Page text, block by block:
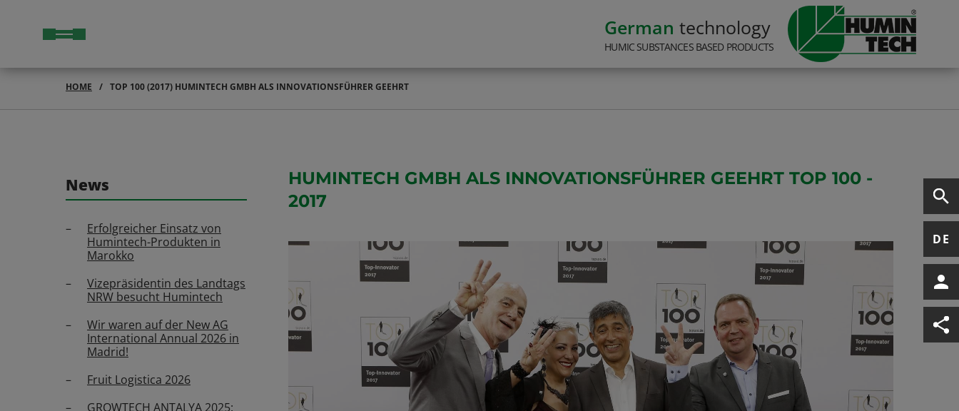
German technology
HUMIC SUBSTANCES BASED PRODUCTS
DE
HOME TOP 100 (2017) HUMINTECH GMBH ALS INNOVATIONSFÜHRER GEEHRT
News
Erfolgreicher Einsatz von
Humintech-Produkten in
Marokko
Vizepräsidentin des Landtags
NRW besucht Humintech
Wir waren auf der New AG
International Annual 2026 in
Madrid!
Fruit Logistica 2026
GROWTECH ANTALYA 2025:
HUMINTECH GMBH ALS INNOVATIONSFÜHRER GEEHRT TOP 100 -
2017